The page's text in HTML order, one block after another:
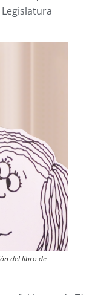
del libro de